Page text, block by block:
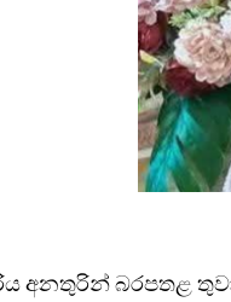
රිය අනතුරින් බරපතළ